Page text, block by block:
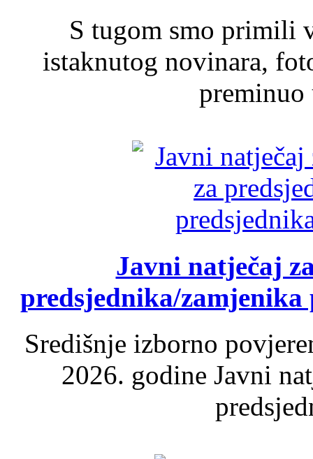
S tugom smo primili
istaknutog novinara,
Javni natječaj
predsjednika/
Središnje izborno
2026. godine Javni